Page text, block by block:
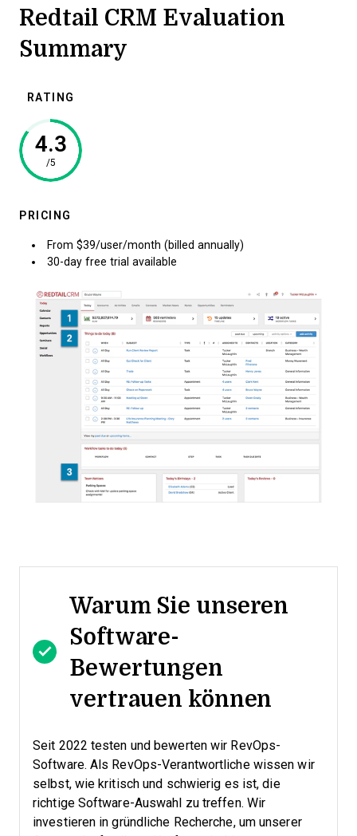
Redtail CRM Evaluation
Summary
RATING
4.3
/5
PRICING
From $39/user/month (billed annually)
30-day free trial available
Warum Sie unseren
Software-
Bewertungen
vertrauen können
Seit 2022 testen und bewerten wir RevOps-
Software. Als RevOps-Verantwortliche wissen wir
selbst, wie kritisch und schwierig es ist, die
richtige Software-Auswahl zu treffen. Wir
investieren in gründliche Recherche, um unserer